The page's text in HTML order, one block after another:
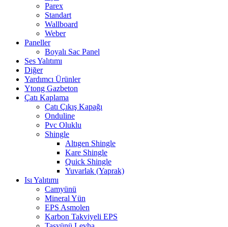
Parex
Standart
Wallboard
Weber
Paneller
Boyalı Sac Panel
Ses Yalıtımı
Diğer
Yardımcı Ürünler
Ytong Gazbeton
Çatı Kaplama
Çatı Çıkış Kapağı
Onduline
Pvc Oluklu
Shingle
Altıgen Shingle
Kare Shingle
Quick Shingle
Yuvarlak (Yaprak)
Isı Yalıtımı
Camyünü
Mineral Yün
EPS Asmolen
Karbon Takviyeli EPS